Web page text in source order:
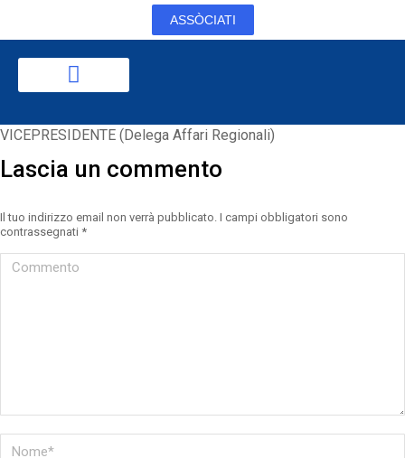
ASSÒCIATI
VICEPRESIDENTE (Delega Affari Regionali)
Lascia un commento
Il tuo indirizzo email non verrà pubblicato. I campi obbligatori sono
contrassegnati *
Commento
Nome *